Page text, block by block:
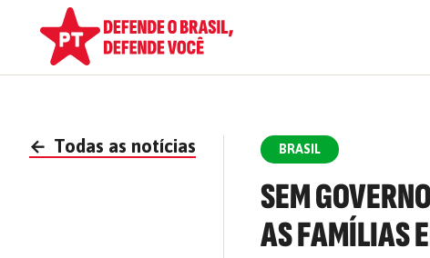
← Todas as notícias BRASIL
SEM
AS FAMÍLIAS